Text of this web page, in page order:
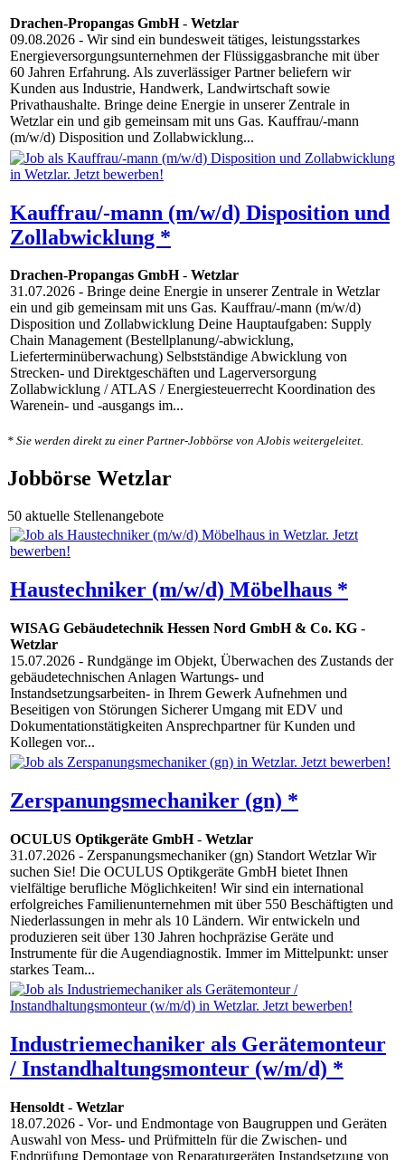
Drachen-Propangas GmbH- Wetzlar
09.08.2026 - Wir sind ein bundesweit tätiges, leistungsstarkes
Energie­ver­sor­gungs­unter­nehmen der Flüssiggasbranche mit über
60 Jahren Erfahrung. Als zuverlässiger Partner beliefern wir
Kunden aus Industrie, Handwerk, Landwirtschaft so­wie
Privathaushalte. Bringe deine Energie in unserer Zentrale in
Wetzlar ein und gib gemeinsam mit uns Gas. Kauffrau/-mann
(m/w/d) Disposition und Zollabwicklung...
Kauffrau/-mann (m/w/d) Disposition und
Zollabwicklung *
Drachen-Propangas GmbH- Wetzlar
31.07.2026 - Bringe deine Energie in unserer Zentrale in Wetzlar
ein und gib gemeinsam mit uns Gas. Kauffrau/-mann (m/w/d)
Disposition und Zollabwicklung Deine Hauptaufgaben: Supply
Chain Management (Bestellplanung/-abwicklung,
Lieferterminüberwachung) Selbstständige Abwicklung von
Strecken- und Direktgeschäften und Lagerversorgung
Zollabwicklung / ATLAS / Energiesteuerrecht Koordination des
Warenein- und -ausgangs im...
* Sie werden direkt zu einer Partner-Jobbörse von AJobis weitergeleitet.
Jobbörse Wetzlar
50 aktuelle Stellenangebote
Haustechniker (m/w/d) Möbelhaus *
WISAG Gebäudetechnik Hessen Nord GmbH & Co. KG -
Wetzlar
15.07.2026 - Rundgänge im Objekt, Überwachen des Zustands der
gebäudetechnischen Anlagen Wartungs- und
Instandsetzungsarbeiten- in Ihrem Gewerk Aufnehmen und
Beseitigen von Störungen Sicherer Umgang mit EDV und
Dokumentationstätigkeiten Ansprechpartner für Kunden und
Kollegen vor...
Zerspanungsmechaniker (gn) *
OCULUS Optikgeräte GmbH- Wetzlar
31.07.2026 - Zerspanungsmechaniker (gn) Standort Wetzlar Wir
suchen Sie! Die OCULUS Optikgeräte GmbH bietet Ihnen
vielfältige berufliche Möglichkeiten! Wir sind ein international
erfolgreiches Familienunternehmen mit über 550 Beschäftigten und
Niederlassungen in mehr als 10 Ländern. Wir entwickeln und
produzieren seit über 130 Jahren hochpräzise Geräte und
Instrumente für die Augendiagnostik. Immer im Mittelpunkt: unser
starkes Team...
Industriemechaniker als Gerätemonteur
/ Instandhaltungsmonteur (w/m/d) *
Hensoldt - Wetzlar
18.07.2026 - Vor- und Endmontage von Baugruppen und Geräten
Auswahl von Mess- und Prüfmitteln für die Zwischen- und
Endprüfung Demontage von Reparaturgeräten Instandsetzung von